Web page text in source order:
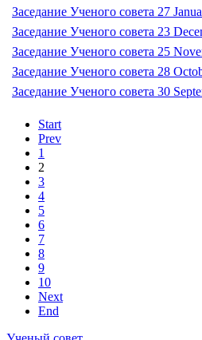
Заседание Ученого совета 27
Заседание Ученого совета 23
Заседание Ученого совета 25
Заседание Ученого совета 28
Заседание Ученого совета 30
Start
Prev
1
2
3
4
5
6
7
8
9
10
Next
End